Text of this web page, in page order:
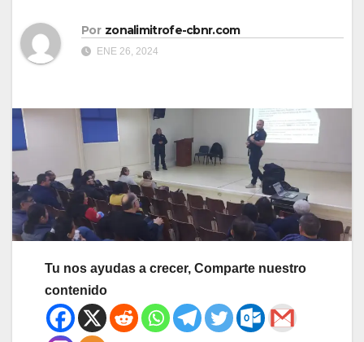
Por zonalimitrofe-cbnr.com
ENE 26, 2024
Tu nos ayudas a crecer, Comparte nuestro
contenido